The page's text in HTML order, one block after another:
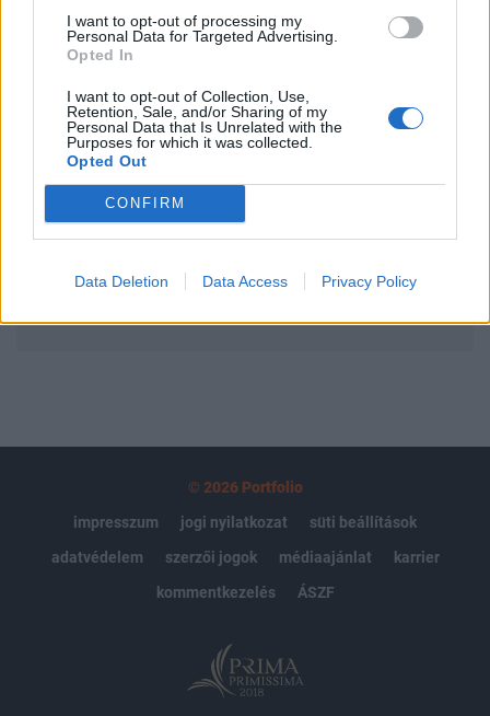
I want to opt-out of processing my
Personal Data for Targeted Advertising.
Opted In
I want to opt-out of Collection, Use,
Retention, Sale, and/or Sharing of my
Personal Data that Is Unrelated with the
Purposes for which it was collected.
Opted Out
CONFIRM
Data Deletion Data Access Privacy Policy
tartozik, melynek olvasása előfizetéses
regisztrációhoz kötött.
Az előfizetés a következőket tartalmazza:
Portfolio.hu teljes cikkarchívum
Kötéslisták: BÉT elmúlt 2 év napon belüli
kötéslistái
Előfizetés
© 2026 Portfolio
impresszum
jogi nyilatkozat
süti beállítások
adatvédelem
szerzői jogok médiaajánlat
karrier
kommentkezelés
ÁSZF